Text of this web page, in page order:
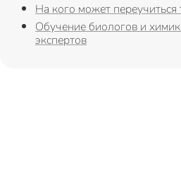
На кого может переучиться
Обучение биологов и
экспертов